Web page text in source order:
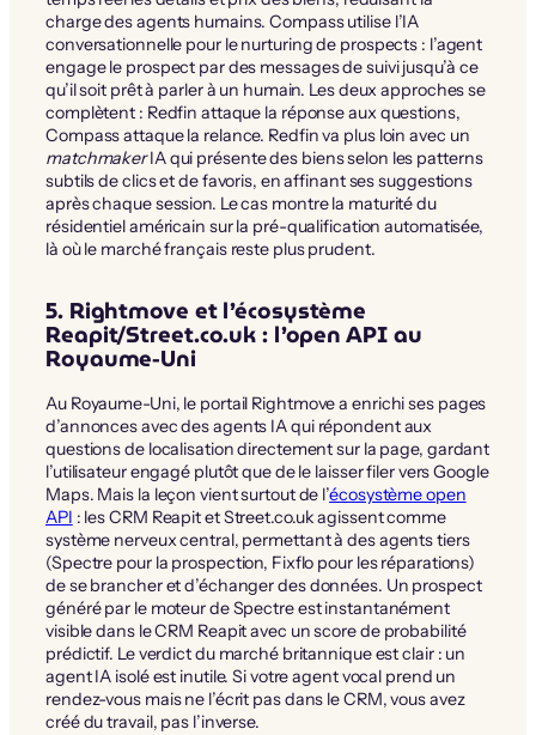
charge des agents humains. Compass utilise l’IA
conversationnelle pour le nurturing de prospects : l’agent
engage le prospect par des messages de suivi jusqu’à ce
qu’il soit prêt à parler à un humain. Les deux approches se
complètent : Redfin attaque la réponse aux questions,
Compass attaque la relance. Redfin va plus loin avec un
matchmakerIA qui présente des biens selon les patterns
subtils de clics et de favoris, en affinant ses suggestions
après chaque session. Le cas montre la maturité du
résidentiel américain sur la pré-qualification automatisée,
là où le marché français reste plus prudent.
5. Rightmove et l’écosystème
Reapit/Street.co.uk : l’open API au
Royaume-Uni
Au Royaume-Uni, le portail Rightmove a enrichi ses pages
d’annonces avec des agents IA qui répondent aux
questions de localisation directement sur la page, gardant
l’utilisateur engagé plutôt que de le laisser filer vers Google
Maps. Mais la leçon vient surtout de l’écosystème open
API : les CRM Reapit et Street.co.uk agissent comme
système nerveux central, permettant à des agents tiers
(Spectre pour la prospection, Fixflo pour les réparations)
de se brancher et d’échanger des données. Un prospect
généré par le moteur de Spectre est instantanément
visible dans le CRM Reapit avec un score de probabilité
prédictif. Le verdict du marché britannique est clair : un
agent IA isolé est inutile. Si votre agent vocal prend un
rendez-vous mais ne l’écrit pas dans le CRM, vous avez
créé du travail, pas l’inverse.